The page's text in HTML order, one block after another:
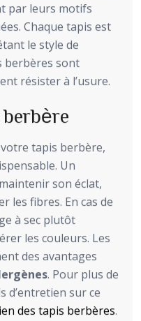
par leurs motifs
Chaque tapis est
le style de
berbères sont
résister à l’usure.
tapis berbère,
Un
son éclat,
les fibres. En cas de
à sec plutôt
les couleurs. Les
des avantages
. Pour plus de
d’entretien sur ce
des tapis berbères.